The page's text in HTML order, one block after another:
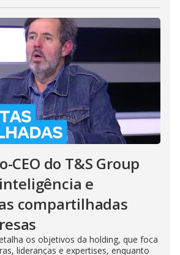
CEO do T&S Group
e
compartilhadas
os objetivos da holding, que foca
lideranças e expertises, enquanto